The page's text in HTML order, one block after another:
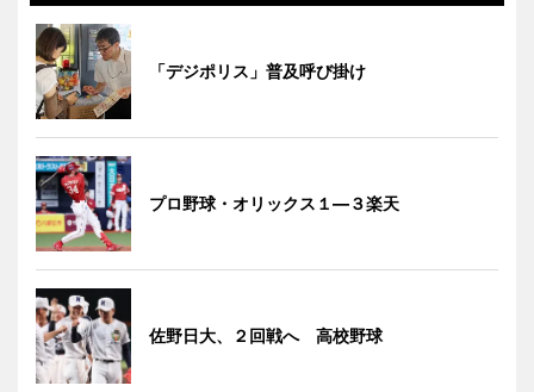
「デジポリス」普及呼び掛け
プロ野球・オリックス１―３楽天
佐野日大、２回戦へ 高校野球